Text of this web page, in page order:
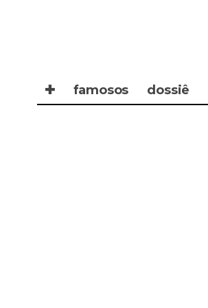
✚ famosos dossiê